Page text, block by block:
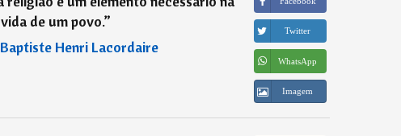
vida de um povo.”
Baptiste Henri Lacordaire
Twitter
WhatsApp
Imagem